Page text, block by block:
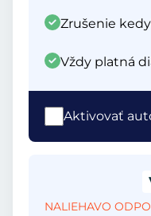
Zrušenie
Vždy platná
Aktivovať
NALIEHAVO